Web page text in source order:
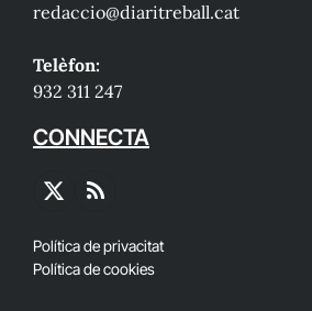
redaccio@diaritreball.cat
Telèfon:
932 311 247
CONNECTA
X
RSS
Política de privacitat
Política de cookies